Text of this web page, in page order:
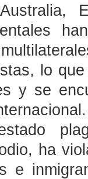
lo
y se
ha
e